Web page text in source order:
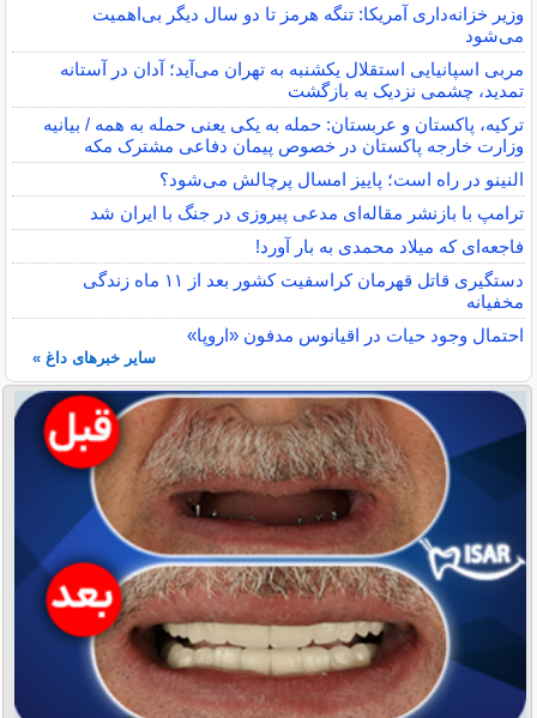
وزیر خزانه‌داری آمریکا: تنگه هرمز تا دو سال دیگر بی‌اهمیت
می‌شود
مربی اسپانیایی استقلال یکشنبه به تهران می‌آید؛ آدان در آستانه
تمدید، چشمی نزدیک به بازگشت
ترکیه، پاکستان و عربستان: حمله به یکی یعنی حمله به همه / بیانیه
وزارت خارجه پاکستان در خصوص پیمان دفاعی مشترک مکه
النینو در راه است؛ پاییز امسال پرچالش می‌شود؟
ترامپ با بازنشر مقاله‌ای مدعی پیروزی در جنگ با ایران شد
فاجعه‌ای که میلاد محمدی به بار آورد!
دستگیری قاتل قهرمان کراسفیت کشور بعد از ۱۱ ماه زندگی
مخفیانه
احتمال وجود حیات در اقیانوس مدفون «اروپا»
سایر خبرهای داغ »